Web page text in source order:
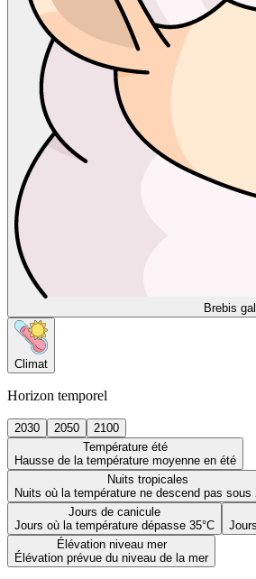
Brebis
Climat
Horizon temporel
2030 2050
2100
Température été
Hausse de la température moyenne en été
Nuits tropicales
Nuits où la température ne descend pas sous
Jours de canicule
Jours où la température dépasse 35°C
Élévation niveau mer
Élévation prévue du niveau de la mer